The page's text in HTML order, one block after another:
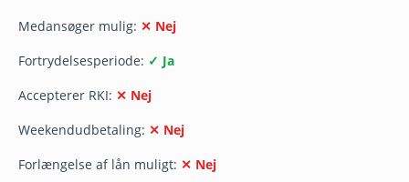
Medansøger mulig: ✕ Nej
Fortrydelsesperiode: ✓ Ja
Accepterer RKI: ✕ Nej
Weekendudbetaling: ✕ Nej
Forlængelse af lån muligt: ✕ Nej